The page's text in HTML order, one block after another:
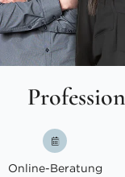
Online-Beratung